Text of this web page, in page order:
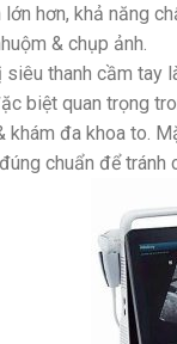
hơn, khả năng
& chụp ảnh.
siêu thanh cầm
biệt quan trọng
khám đa khoa to.
chuẩn để